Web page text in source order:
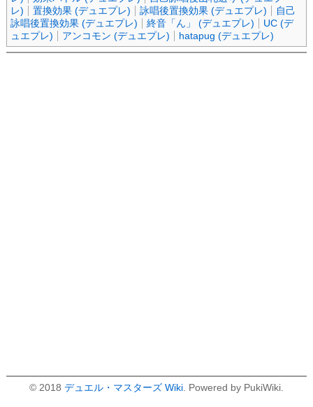
レ)
置換効果 (デュエプレ) 詠唱後置換効果 (デュエプレ)
自己
詠唱後置換効果 (デュエプレ)
終音「ん」 (デュエプレ)
UC (デ
ュエプレ)
アンコモン (デュエプレ) hatapug (デュエプレ)
© 2018 デュエル・マスターズ Wiki . Powered by PukiWiki.